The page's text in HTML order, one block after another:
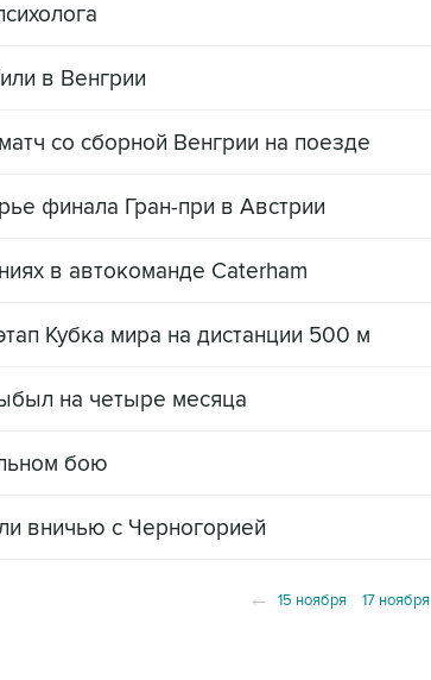
в Венгрии
со сборной Венгрии на поезде
финала Гран-при в Австрии
в автокоманде Caterham
Кубка мира на дистанции 500 м
на четыре месяца
бою
вничью с Черногорией
← 15 ноября 17 ноября